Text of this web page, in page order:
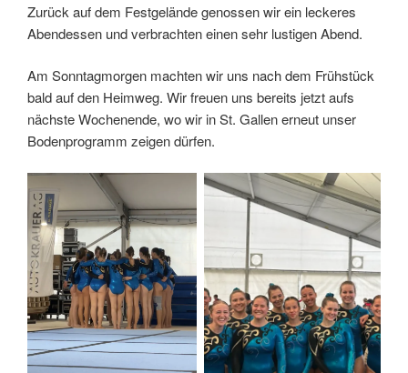
Zurück auf dem Festgelände genossen wir ein leckeres
Abendessen und verbrachten einen sehr lustigen Abend.
Am Sonntagmorgen machten wir uns nach dem Frühstück
bald auf den Heimweg. Wir freuen uns bereits jetzt aufs
nächste Wochenende, wo wir in St. Gallen erneut unser
Bodenprogramm zeigen dürfen.